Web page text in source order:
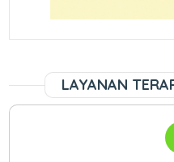
LAYANAN